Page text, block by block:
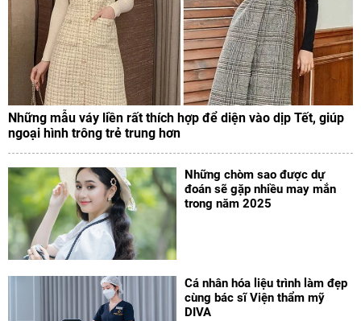
Những mẫu váy liền rất thích hợp để diện vào dịp Tết, giúp
ngoại hình trông trẻ trung hơn
Những chòm sao được dự
đoán sẽ gặp nhiều may mắn
trong năm 2025
Cá nhân hóa liệu trình làm đẹp
cùng bác sĩ Viện thẩm mỹ
DIVA